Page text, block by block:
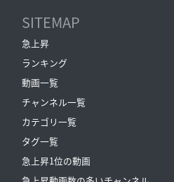
SITEMAP
急上昇
ランキング
動画一覧
チャンネル一覧
カテゴリ一覧
タグ一覧
急上昇1位の動画